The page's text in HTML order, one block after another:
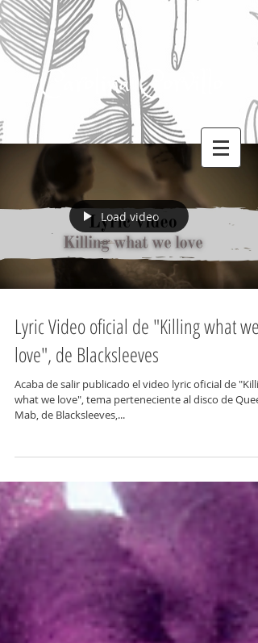
Carolina Corvillo
Load video
Lyric Video oficial de "Killing what we
love", de Blacksleeves
Acaba de salir publicado el video lyric oficial de
what we love", tema perteneciente al disco de
Mab, de Blacksleeves,...